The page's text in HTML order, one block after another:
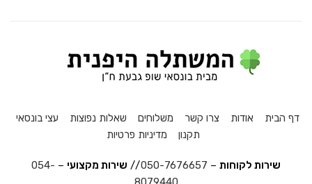
דף הבית אודות צרו קשר משלוחים שאלות נפוצות
עצי בונסאי
תקנון
מדיניות פרטיות
שירות לקוחות –
050-7676657
// שירות מקצועי –
054-